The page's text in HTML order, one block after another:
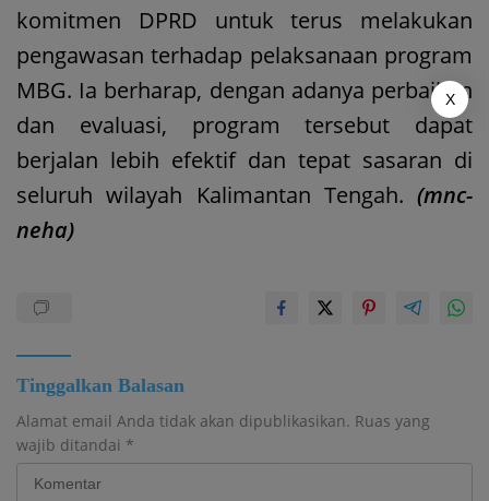
komitmen DPRD untuk terus melakukan
pengawasan terhadap pelaksanaan program
MBG. Ia berharap, dengan adanya perbaikan
dan evaluasi, program tersebut dapat
berjalan lebih efektif dan tepat sasaran di
seluruh wilayah Kalimantan Tengah. (mnc-
neha)
Tinggalkan Balasan
Alamat email Anda tidak akan dipublikasikan. Ruas yang
wajib ditandai *
X